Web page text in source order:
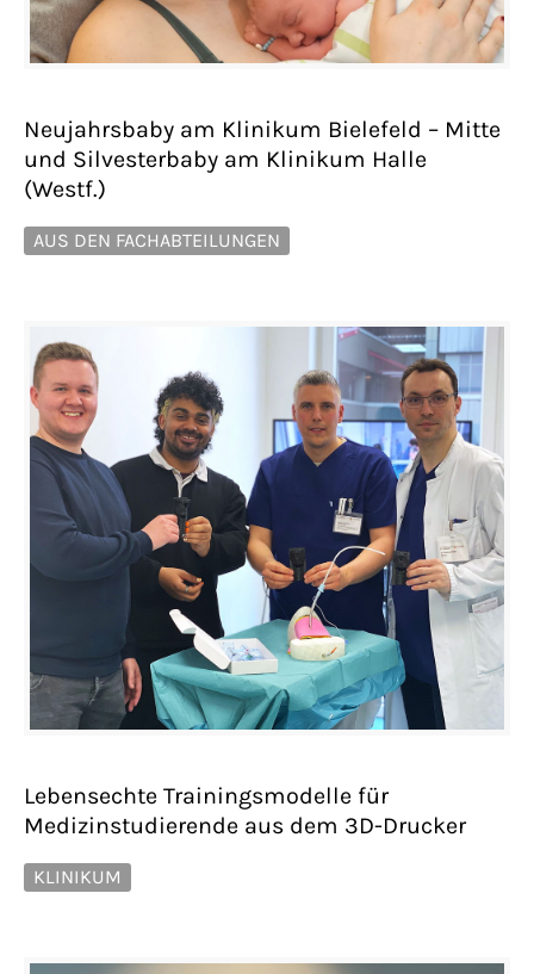
Neujahrsbaby am Klinikum Bielefeld – Mitte
und Silvesterbaby am Klinikum Halle
(Westf.)
AUS DEN FACHABTEILUNGEN
Lebensechte Trainingsmodelle für
Medizinstudierende aus dem 3D-Drucker
KLINIKUM